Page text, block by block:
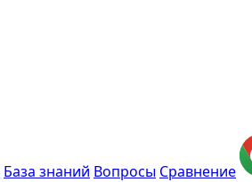
База знаний Вопросы Сравнение